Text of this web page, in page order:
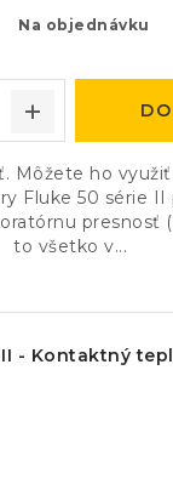
Na objednávku
Môžete ho
Fluke 50 série II
presnosť
to všetko v...
II - Kontaktný